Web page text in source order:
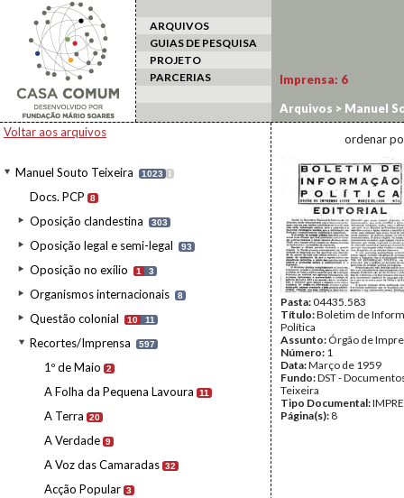
ARQUIVOS
GUIAS DE PESQUISA
PROJETO
PARCERIAS
Voltar aos arquivos
Manuel Souto Teixeira 1023 I
Docs. PCP 8
Oposição clandestina 303
Oposição legal e semi-legal 93
Oposição no exílio 1 3
Organismos internacionais 8
Questão colonial 10 11
Recortes/Imprensa 597
1º de Maio 2
A Folha da Pequena Lavoura 11
A Terra 20
A Verdade 9
A Voz das Camaradas 32
Acção Popular 3
Imprensa: 6
Arquivos > Manuel
ordenar
Pasta:04435.583
Título:Boletim de
Política
Assunto: Órgão de
Número: 1
Data:Março de 1959
Fundo:DST -
Teixeira
Tipo Documental:
Página(s): 8